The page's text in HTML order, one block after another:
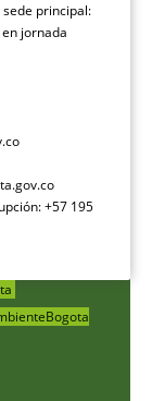
principal:
jornada
+57 195